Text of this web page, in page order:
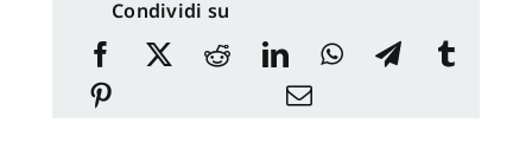
Condividi su